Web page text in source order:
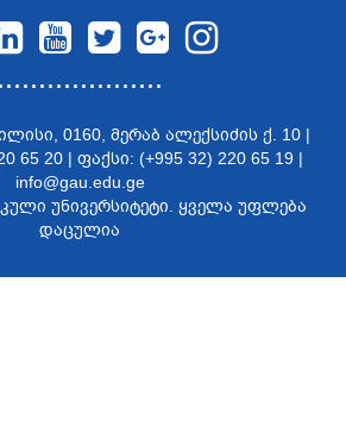
....................
0160, მერაბ ალექსიძის ქ. 10 |
65 20 | ფაქსი: (+995 32) 220 65 19 |
info@gau.edu.ge
უნივერსიტეტი. ყველა უფლება
დაცულია